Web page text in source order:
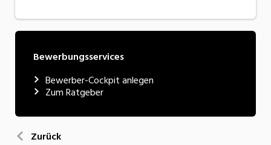
Bewerbungsservices
Bewerber-Cockpit anlegen
Zum Ratgeber
Zurück